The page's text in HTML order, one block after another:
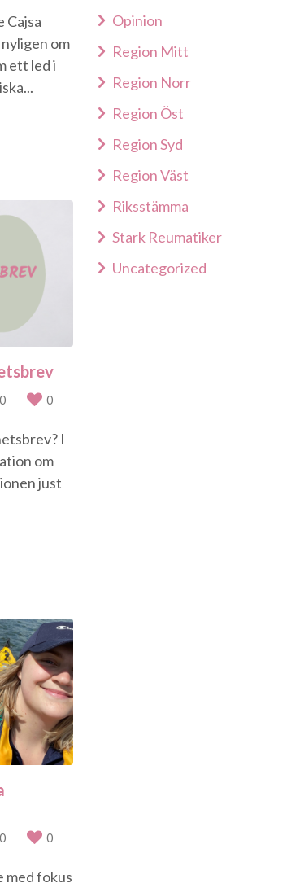
Cajsa
om
ett led i
0 0
I
om
just
0 0
med fokus
Opinion
Region Mitt
Region Norr
Region Öst
Region Syd
Region Väst
Riksstämma
Stark Reumatiker
Uncategorized